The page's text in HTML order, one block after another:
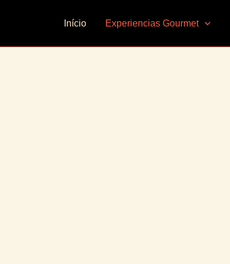
Início Experiencias Gourmet